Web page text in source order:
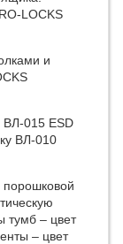
LOCKS
и
ВЛ-015 ESD
ВЛ-010
тумб – цвет
– цвет